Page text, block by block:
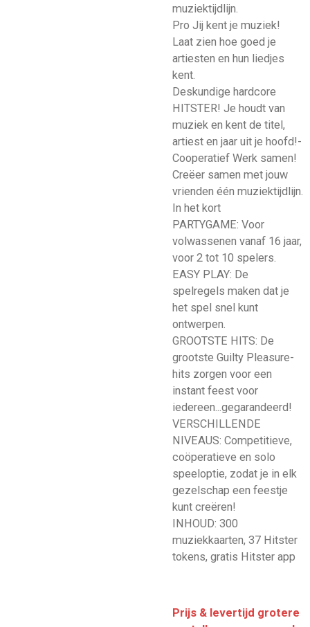
muziektijdlijn.
Pro Jij kent je muziek!
Laat zien hoe goed je
artiesten en hun liedjes
kent.
Deskundige hardcore
HITSTER! Je houdt van
muziek en kent de titel,
artiest en jaar uit je hoofd!-
Cooperatief Werk samen!
Creëer samen met jouw
vrienden één muziektijdlijn.
In het kort
PARTYGAME: Voor
volwassenen vanaf 16 jaar,
voor 2 tot 10 spelers.
EASY PLAY: De
spelregels maken dat je
het spel snel kunt
ontwerpen.
GROOTSTE HITS: De
grootste Guilty Pleasure-
hits zorgen voor een
instant feest voor
iedereen...gegarandeerd!
VERSCHILLENDE
NIVEAUS: Competitieve,
coöperatieve en solo
speeloptie, zodat je in elk
gezelschap een feestje
kunt creëren!
INHOUD: 300
muziekkaarten, 37 Hitster
tokens, gratis Hitster app
Prijs & levertijd grotere